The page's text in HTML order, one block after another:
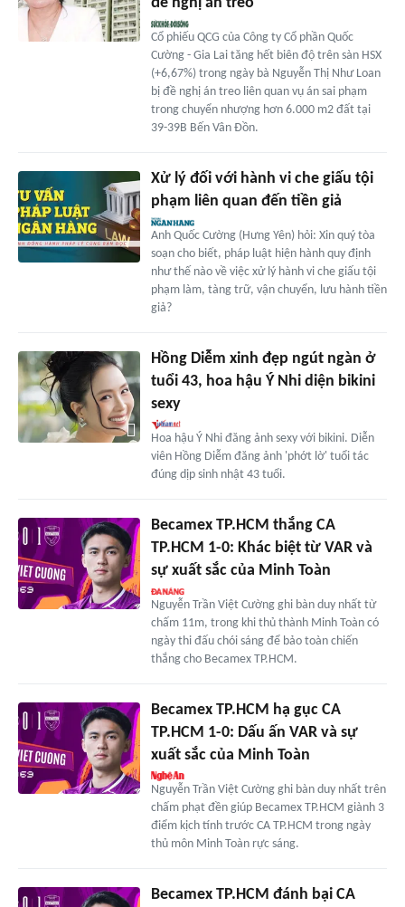
Cổ phiếu QCG của Công ty Cổ phần Quốc
Cường - Gia Lai tăng hết biên độ trên sàn HSX
(+6,67%) trong ngày bà Nguyễn Thị Như Loan
bị đề nghị án treo liên quan vụ án sai phạm
trong chuyển nhượng hơn 6.000 m2 đất tại
39-39B Bến Vân Đồn.
Xử lý đối với hành vi che giấu tội
phạm liên quan đến tiền giả
Anh Quốc Cường (Hưng Yên) hỏi: Xin quý tòa
soạn cho biết, pháp luật hiện hành quy định
như thế nào về việc xử lý hành vi che giấu tội
phạm làm, tàng trữ, vận chuyển, lưu hành tiền
giả?
Hồng Diễm xinh đẹp ngút ngàn ở
tuổi 43, hoa hậu Ý Nhi diện bikini
sexy
Hoa hậu Ý Nhi đăng ảnh sexy với bikini. Diễn
viên Hồng Diễm đăng ảnh 'phớt lờ' tuổi tác
đúng dịp sinh nhật 43 tuổi.
Becamex TP.HCM thắng CA
TP.HCM 1-0: Khác biệt từ VAR và
sự xuất sắc của Minh Toàn
Nguyễn Trần Việt Cường ghi bàn duy nhất từ
chấm 11m, trong khi thủ thành Minh Toàn có
ngày thi đấu chói sáng để bảo toàn chiến
thắng cho Becamex TP.HCM.
Becamex TP.HCM hạ gục CA
TP.HCM 1-0: Dấu ấn VAR và sự
xuất sắc của Minh Toàn
Nguyễn Trần Việt Cường ghi bàn duy nhất trên
chấm phạt đền giúp Becamex TP.HCM giành 3
điểm kịch tính trước CA TP.HCM trong ngày
thủ môn Minh Toàn rực sáng.
Becamex TP.HCM đánh bại CA